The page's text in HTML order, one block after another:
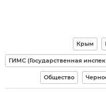
Крым
Общество